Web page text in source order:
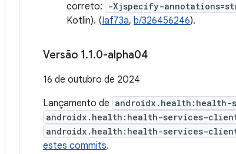
correto:
-Xjspecify-
Kotlin). (Iaf73a, b/326456246).
Versão 1.1.0-alpha04
16 de outubro de 2024
Lançamento de
androidx.health:health-services-
androidx.health:health-services-
estes commits.